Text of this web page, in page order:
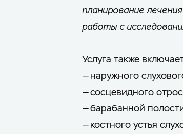
планирование
работы с
Услуга также
— наружного
— сосцевидного
— барабанной
— костного устья